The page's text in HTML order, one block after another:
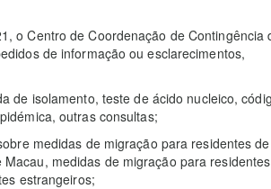
o Centro de Coordenação de Contingência
de informação ou esclarecimentos,
de isolamento, teste de ácido nucleico,
outras consultas;
medidas de migração para residentes de
medidas de migração para
estrangeiros;